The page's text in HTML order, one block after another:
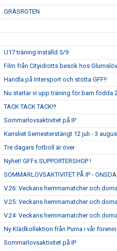
GRÄSROTEN
U17 träning inställd 5/9
Film från Cityidrotts besök hos
Handla på Intersport och stötta GFF!!
Nu startar vi upp träning för barn födda
TACK TACK TACK!!!
Sommarlovsaktivitet på IP
Kansliet Semesterstängt 12 juli - 3
Tre dagars fotboll är över
Nyhet! GFFs SUPPORTERSHOP !
SOMMARLOVSAKTIVITET PÅ IP -
V.26: Veckans hemmamatcher och
V.25: Veckans hemmamatcher och
V.24: Veckans hemmamatcher och
Ny Klädkollektion från Puma i vår
Sommarlovsaktivitet på IP